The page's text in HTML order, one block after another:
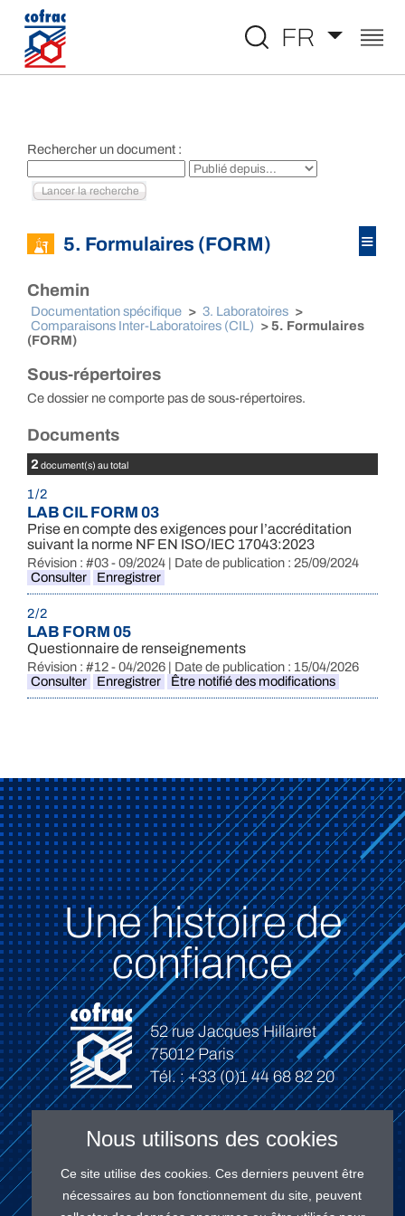
Aller au contenu
FR
Rechercher un document :
5. Formulaires (FORM) ≡
Chemin
Documentation spécifique > 3. Laboratoires >
Comparaisons Inter-Laboratoires (CIL) > 5. Formulaires
(FORM)
Sous-répertoires
Ce dossier ne comporte pas de sous-répertoires.
Documents
2 document(s) au total
1 / 2
LAB CIL FORM 03
Prise en compte des exigences pour l’accréditation
suivant la norme NF EN ISO/IEC 17043:2023
Révision : #03 - 09/2024 | Date de publication : 25/09/2024
Consulter
Enregistrer
2 / 2
LAB FORM 05
Questionnaire de renseignements
Révision : #12 - 04/2026 | Date de publication : 15/04/2026
Consulter
Enregistrer Être notifié des modifications
Une histoire de
confiance
52 rue Jacques Hillairet
75012 Paris
Tél. : +33 (0)1 44 68 82 20
Connexion
Nous utilisons des cookies
Ce site utilise des cookies. Ces derniers peuvent être
nécessaires au bon fonctionnement du site, peuvent